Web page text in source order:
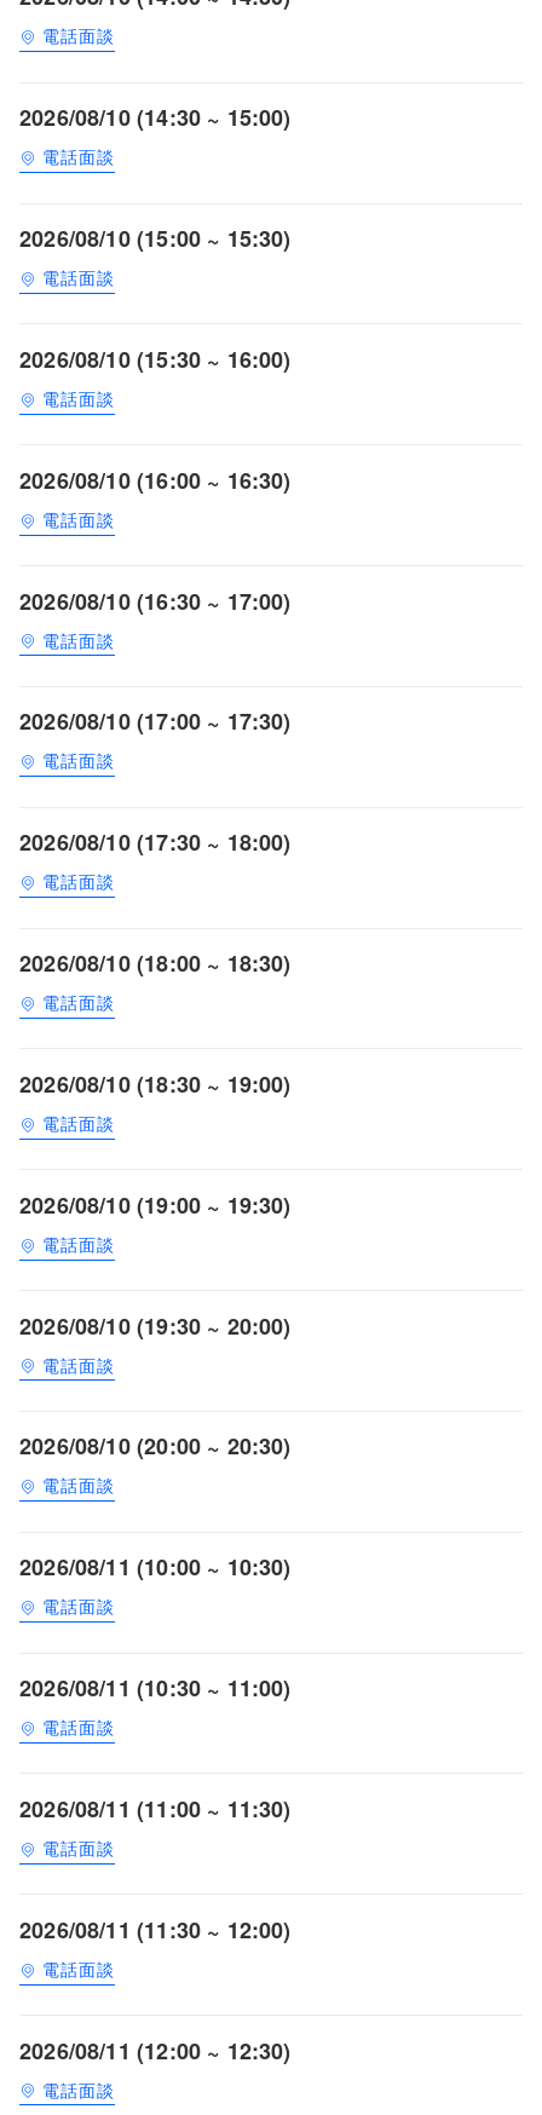
電話面談
2026/08/10 (14:30 ~ 15:00)
電話面談
2026/08/10 (15:00 ~ 15:30)
電話面談
2026/08/10 (15:30 ~ 16:00)
電話面談
2026/08/10 (16:00 ~ 16:30)
電話面談
2026/08/10 (16:30 ~ 17:00)
電話面談
2026/08/10 (17:00 ~ 17:30)
電話面談
2026/08/10 (17:30 ~ 18:00)
電話面談
2026/08/10 (18:00 ~ 18:30)
電話面談
2026/08/10 (18:30 ~ 19:00)
電話面談
2026/08/10 (19:00 ~ 19:30)
電話面談
2026/08/10 (19:30 ~ 20:00)
電話面談
2026/08/10 (20:00 ~ 20:30)
電話面談
2026/08/11 (10:00 ~ 10:30)
電話面談
2026/08/11 (10:30 ~ 11:00)
電話面談
2026/08/11 (11:00 ~ 11:30)
電話面談
2026/08/11 (11:30 ~ 12:00)
電話面談
2026/08/11 (12:00 ~ 12:30)
電話面談